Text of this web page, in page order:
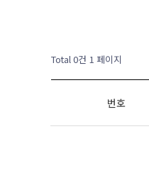
Total 0건 1 페이지
번호